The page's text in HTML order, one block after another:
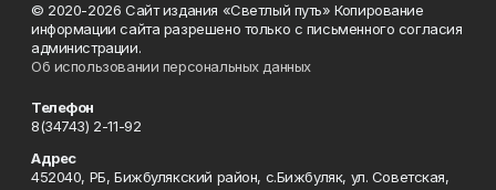
© 2020-2026 Сайт издания «Светлый путь» Копирование
информации сайта разрешено только с письменного согласия
администрации.
Об использовании персональных данных
Телефон
8(34743) 2-11-92
Адрес
452040, РБ, Бижбулякский район, с.Бижбуляк, ул. Советская,